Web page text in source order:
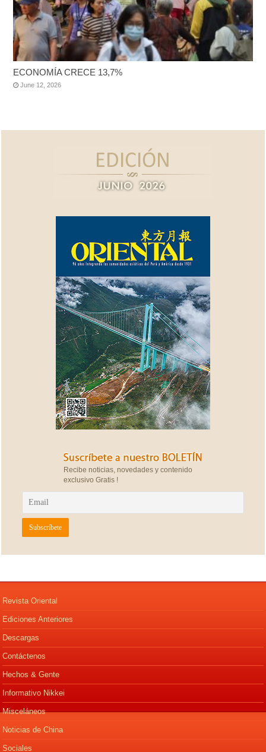
ECONOMÍA CRECE 13,7%
June 12, 2026
Recibe noticias, novedades y contenido
exclusivo Gratis !
Revista Oriental
Ediciones Anteriores
Descargas
Contáctenos
Hechos & Gente
Informativo Nikkei
Misceláneos
Noticias de China
Sociales